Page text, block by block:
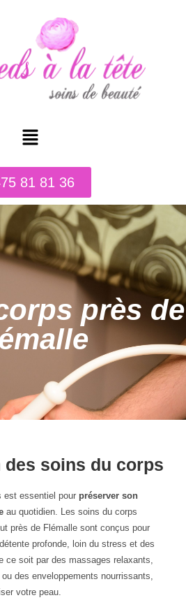
81 81 36
près de
des soins du corps
est essentiel pour préserver son
au quotidien. Les soins du corps
près de Flémalle sont conçus pour
profonde, loin du stress et des
ce soit par des massages relaxants,
des enveloppements nourrissants,
votre peau.